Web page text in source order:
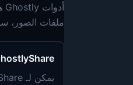
ملفات الصور،